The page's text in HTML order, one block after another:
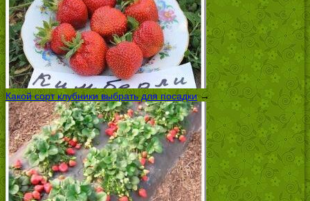
Какой сорт клубники выбрать для посадки→